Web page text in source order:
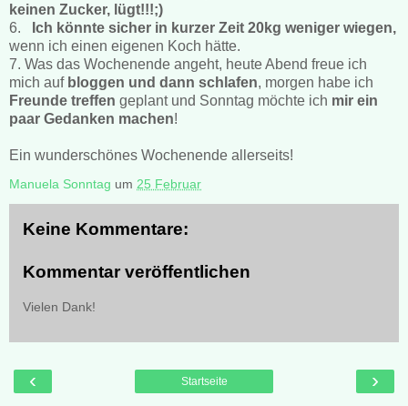
keinen Zucker, lügt!!!;)
6.
Ich könnte sicher in kurzer Zeit 20kg weniger wiegen,
wenn ich einen eigenen Koch hätte.
7. Was das Wochenende angeht, heute Abend freue ich
mich auf bloggen und dann schlafen, morgen habe ich
Freunde treffen geplant und Sonntag möchte ich mir ein
paar Gedanken machen!
Ein wunderschönes Wochenende allerseits!
Manuela Sonntag um 25 Februar
Keine Kommentare:
Kommentar veröffentlichen
Vielen Dank!
‹ ›
Startseite